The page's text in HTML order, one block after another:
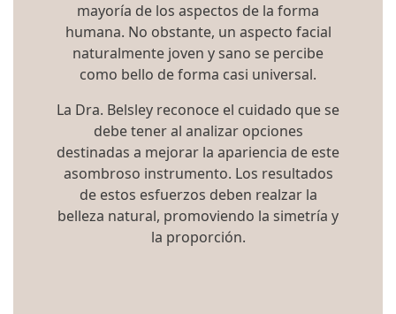
mayoría de los aspectos de la forma
humana. No obstante, un aspecto facial
naturalmente joven y sano se percibe
como bello de forma casi universal.
La Dra. Belsley reconoce el cuidado que se
debe tener al analizar opciones
destinadas a mejorar la apariencia de este
asombroso instrumento. Los resultados
de estos esfuerzos deben realzar la
belleza natural, promoviendo la simetría y
la proporción.